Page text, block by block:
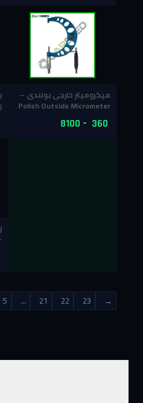
ميكروميتر خارجى بولندى –
Polish Outside Micrometer
360
–
8100
5 … 21 22 23 →